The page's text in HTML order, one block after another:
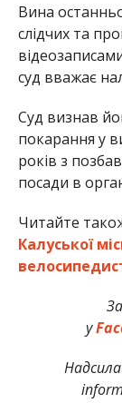
Вина
слідчих та
суд вважає
Суд визнав
покарання у
років з
посади в
Читайте
Калуської
у